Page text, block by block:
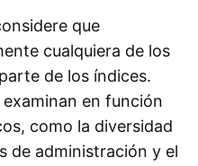
que
cualquiera de los
de los índices.
examinan en función
como la diversidad
de administración y el